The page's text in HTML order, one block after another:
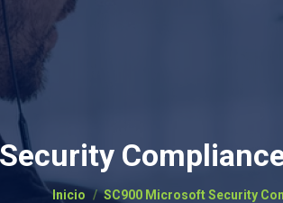
Estás aquí:
Inicio SC900 Microsoft Security